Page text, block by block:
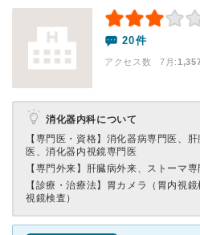
20件
アクセス数 7月:
消化器内科について
【専門医・資格】 消化器病専門医、
医、消化器内視鏡専門医
【専門外来】 肝臓病外来、ストーマ専
【診療・治療法】 胃カメラ（胃内視
視鏡検査）